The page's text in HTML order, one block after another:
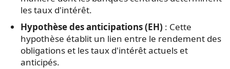
les taux d'intérêt.
Hypothèse des anticipations (EH) : Cette
hypothèse établit un lien entre le rendement des
obligations et les taux d'intérêt actuels et
anticipés.